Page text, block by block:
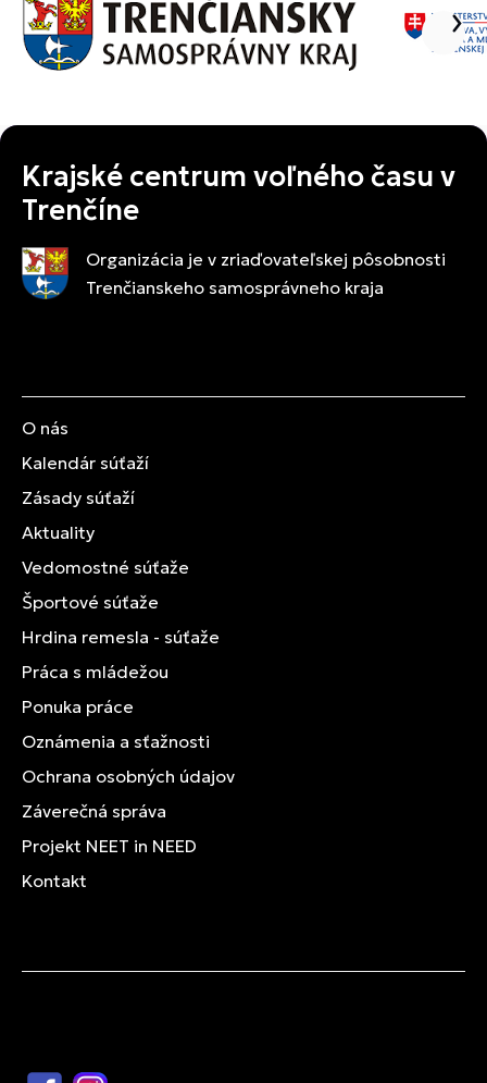
Krajské centrum voľného času v
Trenčíne
Organizácia je v zriaďovateľskej pôsobnosti
Trenčianskeho samosprávneho kraja
O nás
Kalendár súťaží
Zásady súťaží
Aktuality
Vedomostné súťaže
Športové súťaže
Hrdina remesla - súťaže
Práca s mládežou
Ponuka práce
Oznámenia a sťažnosti
Ochrana osobných údajov
Záverečná správa
Projekt NEET in NEED
Kontakt